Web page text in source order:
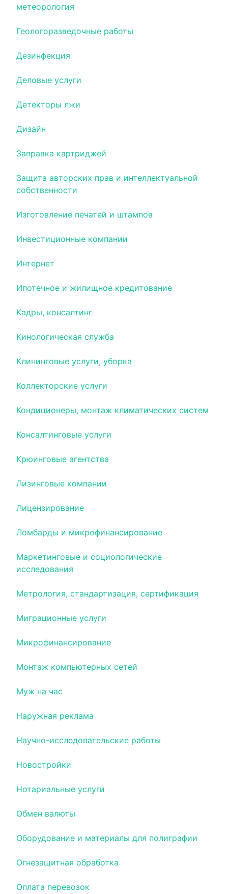
метеорология
Геологоразведочные работы
Дезинфекция
Деловые услуги
Детекторы лжи
Дизайн
Заправка картриджей
Защита авторских прав и интеллектуальной
собственности
Изготовление печатей и штампов
Инвестиционные компании
Интернет
Ипотечное и жилищное кредитование
Кадры, консалтинг
Кинологическая служба
Клининговые услуги, уборка
Коллекторские услуги
Кондиционеры, монтаж климатических систем
Консалтинговые услуги
Крюинговые агентства
Лизинговые компании
Лицензирование
Ломбарды и микрофинансирование
Маркетинговые и социологические
исследования
Метрология, стандартизация, сертификация
Миграционные услуги
Микрофинансирование
Монтаж компьютерных сетей
Муж на час
Наружная реклама
Научно-исследовательские работы
Новостройки
Нотариальные услуги
Обмен валюты
Оборудование и материалы для полиграфии
Огнезащитная обработка
Оплата перевозок